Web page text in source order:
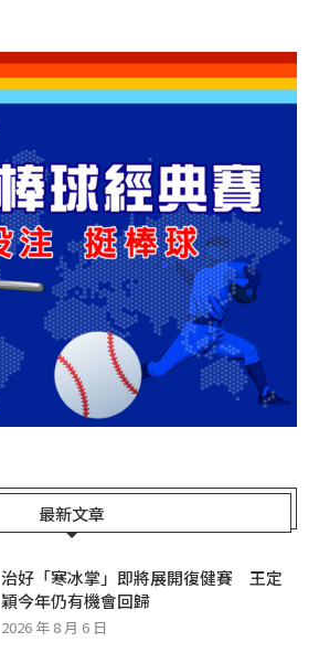
最新文章
治好「寒冰掌」即將展開復健賽 王定
穎今年仍有機會回歸
2026 年 8 月 6 日